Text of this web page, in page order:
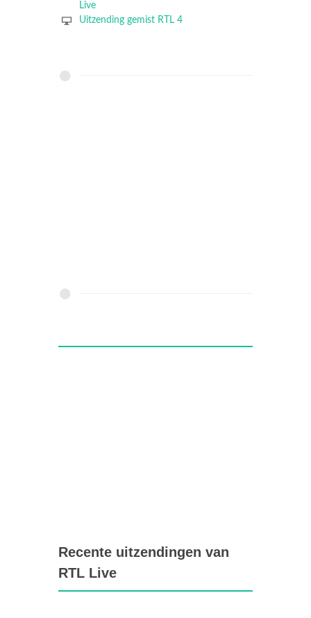
Live
Uitzending gemist RTL 4
Recente uitzendingen van
RTL Live